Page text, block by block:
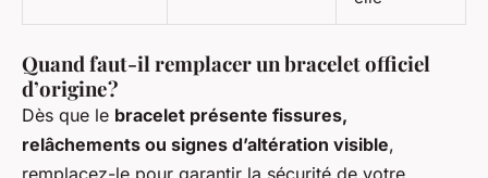
Quand faut-il remplacer un bracelet officiel
d’origine ?
Dès que le bracelet présente fissures,
relâchements ou signes d’altération visible,